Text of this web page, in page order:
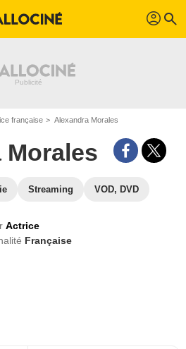
profil search
française Alexandra Morales
Morales
Streaming VOD, DVD
Actrice
Française